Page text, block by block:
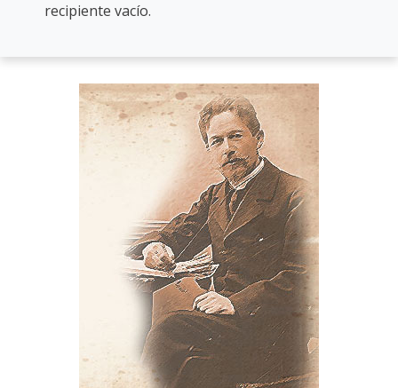
recipiente vacío.